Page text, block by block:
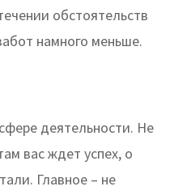
обстоятельств
намного меньше.
деятельности. Не
вас ждет успех, о
Главное – не